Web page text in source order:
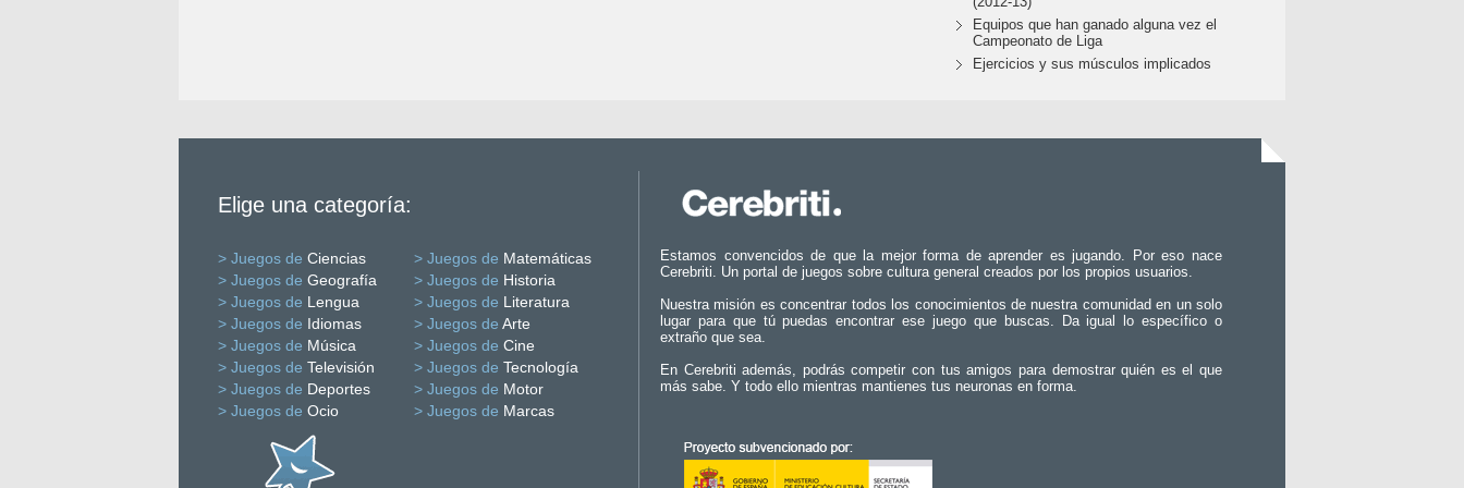
Equipos que han ganado alguna vez el
Campeonato de Liga
Ejercicios y sus músculos implicados
Elige una categoría:
> Juegos de Ciencias > Juegos de Matemáticas
> Juegos de Geografía > Juegos de Historia
> Juegos de Lengua > Juegos de Literatura
> Juegos de Idiomas > Juegos de Arte
> Juegos de Música > Juegos de Cine
> Juegos de Televisión > Juegos de Tecnología
> Juegos de Deportes > Juegos de Motor
> Juegos de Ocio > Juegos de Marcas
Estamos convencidos de que la mejor forma de aprender es jugando. Por eso nace
Cerebriti. Un portal de juegos sobre cultura general creados por los propios usuarios.
Nuestra misión es concentrar todos los conocimientos de nuestra comunidad en un solo
lugar para que tú puedas encontrar ese juego que buscas. Da igual lo específico o
extraño que sea.
En Cerebriti además, podrás competir con tus amigos para demostrar quién es el que
más sabe. Y todo ello mientras mantienes tus neuronas en forma.